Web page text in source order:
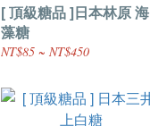
[ 頂級糖品 ]日本林原 海
藻糖
NT$85 ~ NT$450